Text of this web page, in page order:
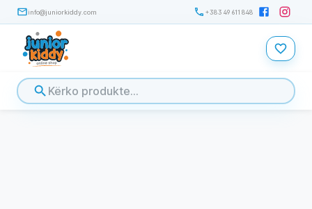
info@juniorkiddy.com +383 49 611 848